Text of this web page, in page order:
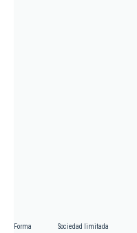
Forma
Sociedad limitada